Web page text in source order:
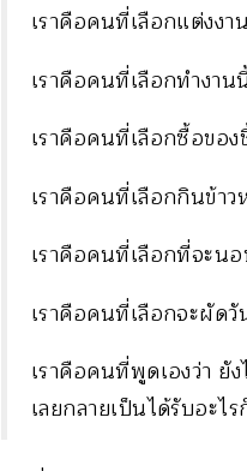
เราคือคนที่เลือกแต่งง
เราคือคนที่เลือกทำงา
เราคือคนที่เลือกซื้อขอ
เราคือคนที่เลือกกินข้า
เราคือคนที่เลือกที่จะน
เราคือคนที่เลือกจะผัด
เราคือคนที่พูดเองว่า ยั
เลยกลายเป็นได้รับอะไ